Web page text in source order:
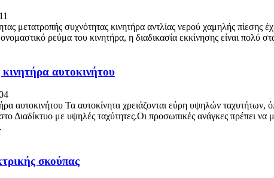
μετατροπής συχνότητας κινητήρα αντλίας νερού χαμηλής πίεσης
ρεύμα του κινητήρα, η διαδικασία εκκίνησης είναι πολύ
αυτοκινήτου
αυτοκινήτου Τα αυτοκίνητα χρειάζονται εύρη υψηλών
Διαδίκτυο με υψηλές ταχύτητες.Οι προσωπικές ανάγκες πρέπει
σκούπας